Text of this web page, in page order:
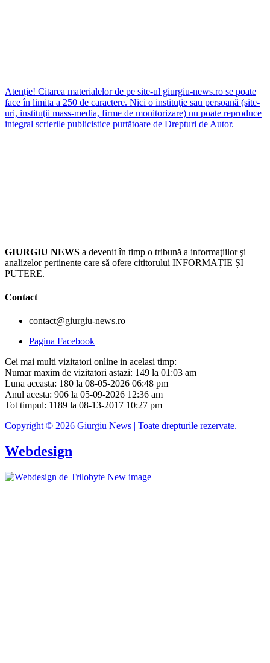
Atenție! Citarea materialelor de pe site-ul giurgiu-news.ro se poate
face în limita a 250 de caractere. Nici o instituţie sau persoană (site-
uri, instituţii mass-media, firme de monitorizare) nu poate reproduce
integral scrierile publicistice purtătoare de Drepturi de Autor.
GIURGIU NEWS a devenit în timp o tribună a informaţiilor şi
analizelor pertinente care să ofere cititorului INFORMAȚIE ȘI
PUTERE.
Contact
contact@giurgiu-news.ro
Pagina Facebook
Cei mai multi vizitatori online in acelasi timp:
Numar maxim de vizitatori astazi: 149 la 01:03 am
Luna aceasta: 180 la 08-05-2026 06:48 pm
Anul acesta: 906 la 05-09-2026 12:36 am
Tot timpul: 1189 la 08-13-2017 10:27 pm
Copyright © 2026 Giurgiu News | Toate drepturile rezervate.
Webdesign